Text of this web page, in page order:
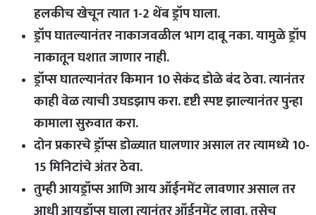
हलकीच खेचून त्यात 1-2 थेंब ड्रॉप घाला.
ड्रॉप घातल्यानंतर नाकाजवळील भाग दाबू नका. यामुळे ड्रॉप
नाकातून घशात जाणार नाही.
ड्रॉप्स घातल्यानंतर किमान 10 सेकंद डोळे बंद ठेवा. त्यानंतर
काही वेळ त्याची उघडझाप करा. दृष्टी स्पष्ट झाल्यानंतर पुन्हा
कामाला सुरुवात करा.
दोन प्रकारचे ड्रॉप्स डोळ्यात घालणार असाल तर त्यामध्ये 10-
15 मिनिटांचे अंतर ठेवा.
तुम्ही आयड्रॉप्स आणि आय ऑईनमेंट लावणार असाल तर